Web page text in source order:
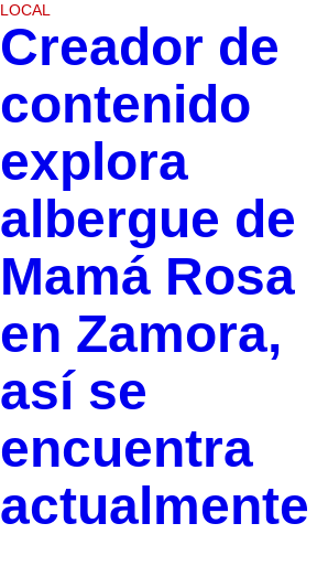
LOCAL
Creador de
contenido
explora
albergue de
Mamá Rosa
en Zamora,
así se
encuentra
actualmente